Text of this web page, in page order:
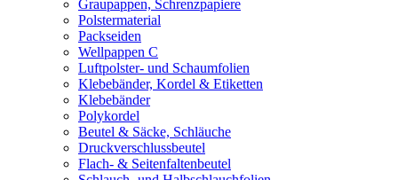
Graupappen, Schrenzpapiere
Polstermaterial
Packseiden
Wellpappen C
Luftpolster- und Schaumfolien
Klebebänder, Kordel & Etiketten
Klebebänder
Polykordel
Beutel & Säcke, Schläuche
Druckverschlussbeutel
Flach- & Seitenfaltenbeutel